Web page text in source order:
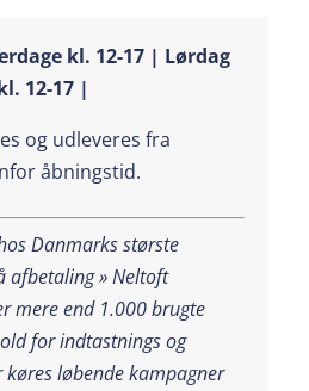
kl. 12-17 | Lørdag
12-17 |
og udleveres fra
åbningstid.
Danmarks største
afbetaling » Neltoft
mere end 1.000 brugte
for indtastnings og
køres løbende kampagner